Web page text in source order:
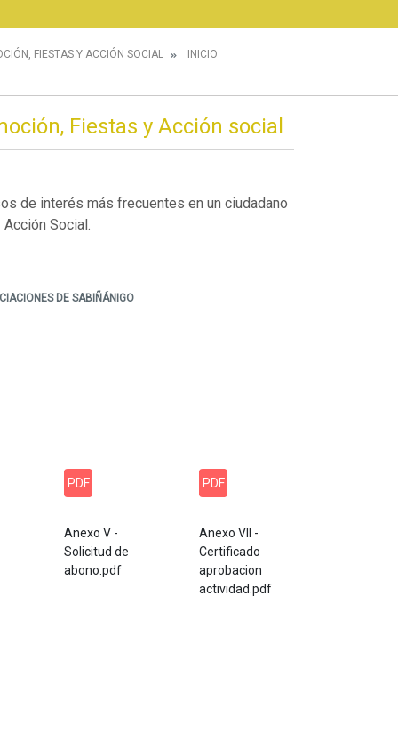
FIESTAS Y ACCIÓN SOCIAL
INICIO
Fiestas y Acción social
de interés más frecuentes en un ciudadano
Social.
DE SABIÑÁNIGO
PDF
Anexo V -
Solicitud de
abono.pdf
PDF
Anexo VII -
Certificado
aprobacion
actividad.pdf